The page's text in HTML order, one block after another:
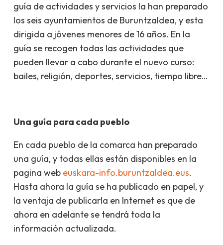
guía de actividades y servicios la han preparado
los seis ayuntamientos de Buruntzaldea, y esta
dirigida a jóvenes menores de 16 años. En la
guía se recogen todas las actividades que
pueden llevar a cabo durante el nuevo curso:
bailes, religión, deportes, servicios, tiempo libre…
Una guía para cada pueblo
En cada pueblo de la comarca han preparado
una guía, y todas ellas están disponibles en la
pagina web euskara-info.buruntzaldea.eus.
Hasta ahora la guía se ha publicado en papel, y
la ventaja de publicarla en Internet es que de
ahora en adelante se tendrá toda la
información actualizada.